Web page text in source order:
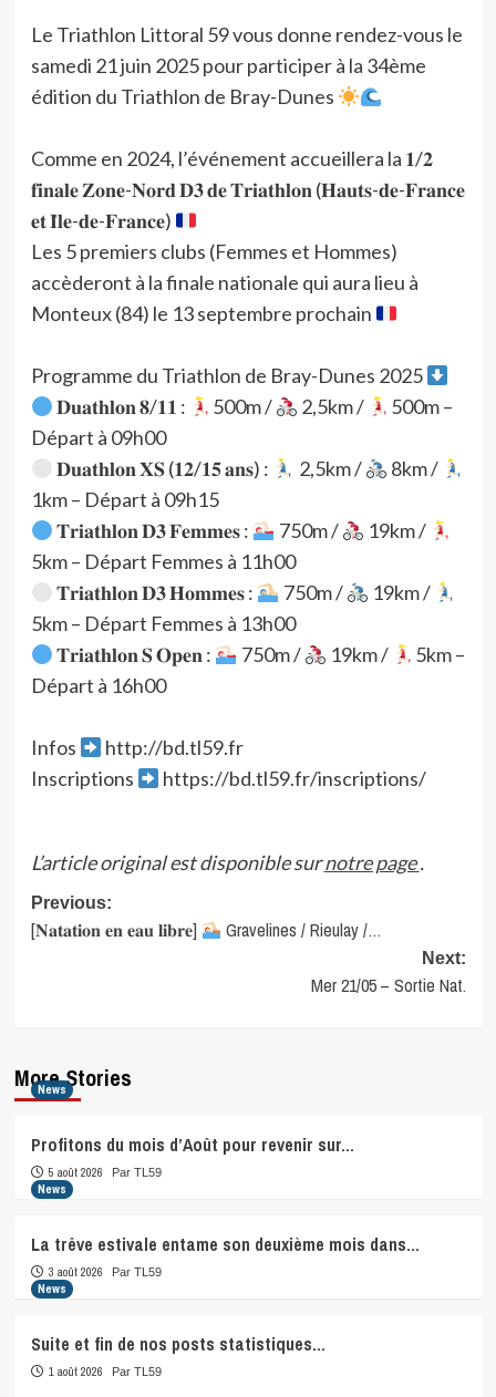
Le Triathlon Littoral 59 vous donne rendez-vous le
samedi 21 juin 2025 pour participer à la 34ème
édition du Triathlon de Bray-Dunes
Comme en 2024, l’événement accueillera la 𝟏/𝟐
𝐟𝐢𝐧𝐚𝐥𝐞 𝐙𝐨𝐧𝐞-𝐍𝐨𝐫𝐝 𝐃𝟑 𝐝𝐞 𝐓𝐫𝐢𝐚𝐭𝐡𝐥𝐨𝐧 (𝐇𝐚𝐮𝐭𝐬-𝐝𝐞-𝐅𝐫𝐚𝐧𝐜𝐞
𝐞𝐭 𝐈̂𝐥𝐞-𝐝𝐞-𝐅𝐫𝐚𝐧𝐜𝐞)
Les 5 premiers clubs (Femmes et Hommes)
accèderont à la finale nationale qui aura lieu à
Monteux (84) le 13 septembre prochain
Programme du Triathlon de Bray-Dunes 2025
𝐃𝐮𝐚𝐭𝐡𝐥𝐨𝐧 𝟖/𝟏𝟏 :
500m / 2,5km /
500m –
Départ à 09h00
𝐃𝐮𝐚𝐭𝐡𝐥𝐨𝐧 𝐗𝐒 (𝟏𝟐/𝟏𝟓 𝐚𝐧𝐬) :
2,5km /
8km /
1km – Départ à 09h15
𝐓𝐫𝐢𝐚𝐭𝐡𝐥𝐨𝐧 𝐃𝟑 𝐅𝐞𝐦𝐦𝐞𝐬 :
750m /
19km /
5km – Départ Femmes à 11h00
𝐓𝐫𝐢𝐚𝐭𝐡𝐥𝐨𝐧 𝐃𝟑 𝐇𝐨𝐦𝐦𝐞𝐬 :
750m /
19km /
5km – Départ Femmes à 13h00
𝐓𝐫𝐢𝐚𝐭𝐡𝐥𝐨𝐧 𝐒 𝐎𝐩𝐞𝐧 :
750m / 19km /
5km –
Départ à 16h00
Infos
http://bd.tl59.fr
Inscriptions
https://bd.tl59.fr/inscriptions/
L’article original est disponible surnotre page.
Post
navigation
Previous:
[𝐍𝐚𝐭𝐚𝐭𝐢𝐨𝐧 𝐞𝐧 𝐞𝐚𝐮 𝐥𝐢𝐛𝐫𝐞] Gravelines / Rieulay /…
Next:
Mer 21/05 – Sortie Nat.
More Stories
News
Profitons du mois d’Août pour revenir sur…
5 août 2026 Par TL59
News
La trêve estivale entame son deuxième mois dans…
3 août 2026 Par TL59
News
Suite et fin de nos posts statistiques…
1 août 2026 Par TL59